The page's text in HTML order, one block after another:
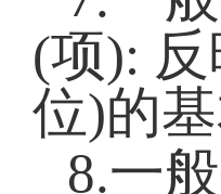
(项):
位)的基
8.一